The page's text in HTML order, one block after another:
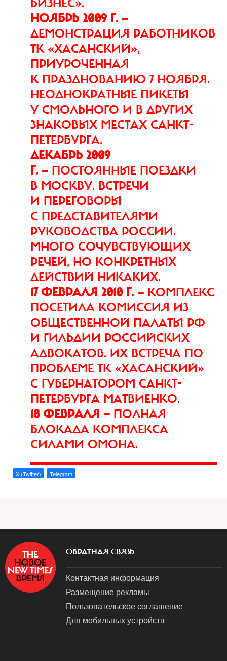
БИЗНЕС».
НОЯБРЬ 2009 Г. —
ДЕМОНСТРАЦИЯ РАБОТНИКОВ
ТК «ХАСАНСКИЙ»,
ПРИУРОЧЕННАЯ
К ПРАЗДНОВАНИЮ 7 НОЯБ­РЯ.
НЕОДНОКРАТНЫЕ ПИКЕТЫ
У СМОЛЬНОГО И В ДРУГИХ
ЗНАКОВЫХ МЕСТАХ САНКТ-
ПЕТЕРБУРГА.
ДЕКАБРЬ 2009
Г. — ПОСТОЯННЫЕ ПОЕЗДКИ
В МОСКВУ. ВСТРЕЧИ
И ПЕРЕГОВОРЫ
С ПРЕДСТАВИТЕЛЯМИ
РУКОВОДСТВА РОССИИ.
МНОГО СОЧУВСТВУЮЩИХ
РЕЧЕЙ, НО КОНКРЕТНЫХ
ДЕЙСТВИЙ НИКАКИХ.
17 ФЕВРАЛЯ 2010 Г. — КОМПЛЕКС
ПОСЕТИЛА КОМИССИЯ ИЗ
ОБЩЕСТВЕННОЙ ПАЛАТЫ РФ
И ГИЛЬДИИ РОССИЙСКИХ
АДВОКАТОВ. ИХ ВСТРЕЧА ПО
ПРОБЛЕМЕ ТК «ХАСАНСКИЙ»
С ГУБЕРНАТОРОМ САНКТ-
ПЕТЕРБУРГА МАТВИЕНКО.
18 ФЕВРАЛЯ — ПОЛНАЯ
БЛОКАДА КОМПЛЕКСА
СИЛАМИ ОМОНА.
X (Twitter) Telegram
ОБРАТНАЯ СВЯЗЬ
Контактная информация
Размещение рекламы
Пользовательское соглашение
Для мобильных устройств